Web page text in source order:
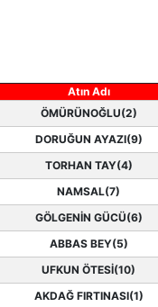
Atın Adı
ÖMÜRÜNOĞLU(2)
DORUĞUN AYAZI(9)
TORHAN TAY(4)
NAMSAL(7)
GÖLGENİN GÜCÜ(6)
ABBAS BEY(5)
UFKUN ÖTESİ(10)
AKDAĞ FIRTINASI(1)